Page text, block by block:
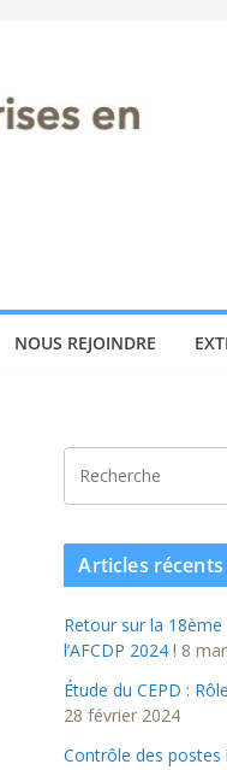
NOUS REJOINDRE
Articles récents
Retour sur la 18ème
l’AFCDP 2024 ! 8
Étude du CEPD :
28 février 2024
Contrôle des